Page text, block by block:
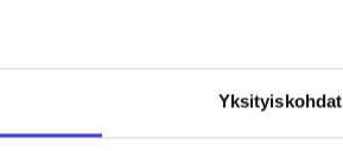
Yksityiskohdat